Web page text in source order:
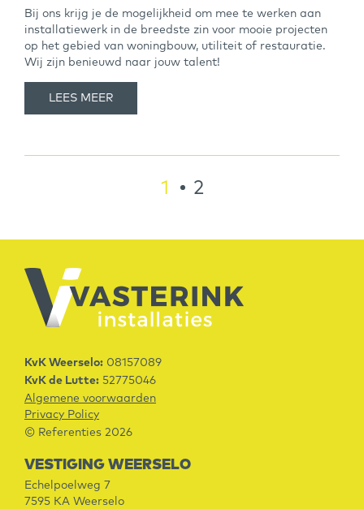
Bij ons krijg je de mogelijkheid om mee te werken aan
installatiewerk in de breedste zin voor mooie projecten
op het gebied van woningbouw, utiliteit of restauratie.
Wij zijn benieuwd naar jouw talent!
LEES MEER
1 2
KvK Weerselo: 08157089
KvK de Lutte: 52775046
Algemene voorwaarden
Privacy Policy
© Referenties 2026
VESTIGING WEERSELO
Echelpoelweg 7
7595 KA Weerselo